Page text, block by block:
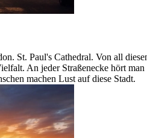
St. Paul's Cathedral. Von all
An jeder Straßenecke hört
machen Lust auf diese Stadt.